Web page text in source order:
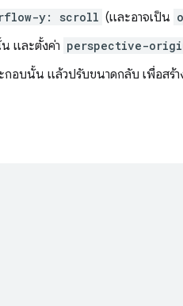
y: scroll (และอาจเป็น
และตั้งค่า perspective-
อบนั้น แล้วปรับขนาดกลับ เพื่อสร้